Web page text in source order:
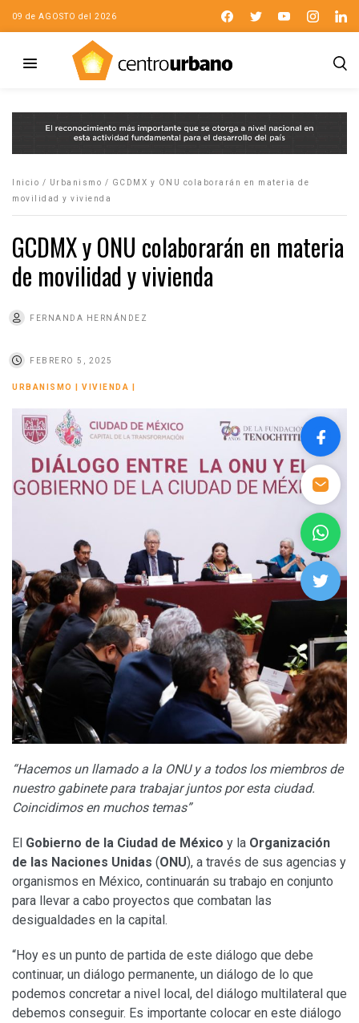
09 de AGOSTO del 2026
Inicio / Urbanismo / GCDMX y ONU colaborarán en materia de
movilidad y vivienda
GCDMX y ONU colaborarán en materia
de movilidad y vivienda
FERNANDA HERNÁNDEZ
FEBRERO 5, 2025
URBANISMO VIVIENDA
“Hacemos un llamado a la ONU y a todos los miembros de
nuestro gabinete para trabajar juntos por esta ciudad.
Coincidimos en muchos temas”
El Gobierno de la Ciudad de México y la Organización
de las Naciones Unidas (ONU), a través de sus agencias y
organismos en México, continuarán su trabajo en conjunto
para llevar a cabo proyectos que combatan las
desigualdades en la capital.
“Hoy es un punto de partida de este diálogo que debe
continuar, un diálogo permanente, un diálogo de lo que
podemos concretar a nivel local, del diálogo multilateral que
debemos conseguir. Es importante colocar en este diálogo